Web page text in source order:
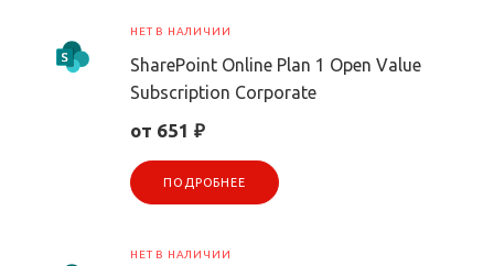
НЕТ В НАЛИЧИИ
SharePoint Online Plan 1 Open Value
Subscription Corporate
от 651 ₽
ПОДРОБНЕЕ
НЕТ В НАЛИЧИИ